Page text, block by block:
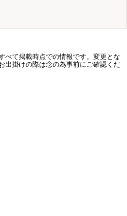
べて掲載時点での情報です。変更とな
出掛けの際は念の為事前にご確認くだ